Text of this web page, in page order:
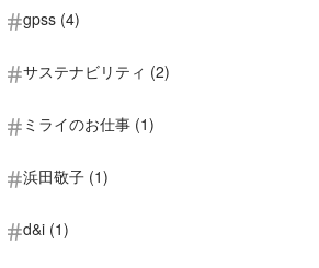
gpss (4)
サステナビリティ (2)
ミライのお仕事 (1)
浜田敬子 (1)
d&i (1)